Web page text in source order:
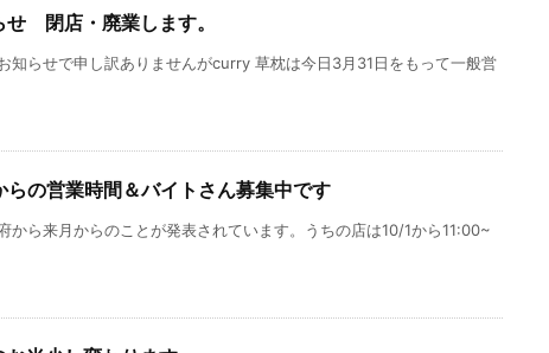
せ 閉店・廃業します。
知らせで申し訳ありませんがcurry 草枕は今日3月31日をもって一般営
らの営業時間＆バイトさん募集中です
から来月からのことが発表されています。うちの店は10/1から11:00~